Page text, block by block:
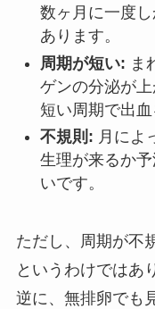
数ヶ月に一度
あります。
周期が短い: ま
ゲンの分泌が上
短い周期で出血
不規則: 月によ
生理が来るか
いです。
ただし、周期が不
というわけではあ
逆に、無排卵でも